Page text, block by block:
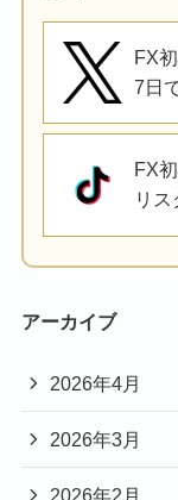
FX
7日
FX
リ
アーカイブ
2026年4月
2026年3月
2026年2月